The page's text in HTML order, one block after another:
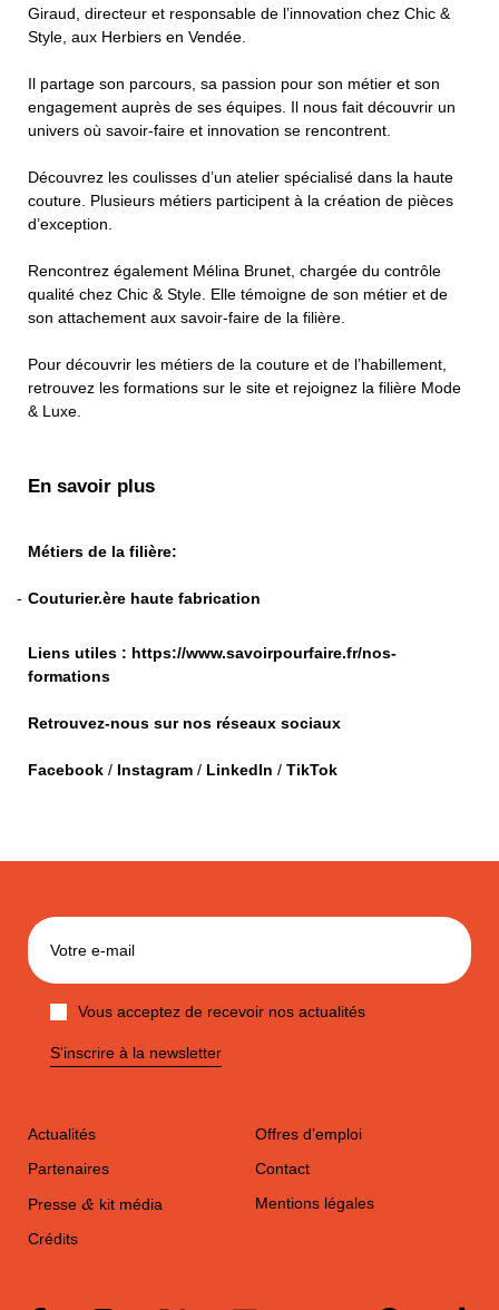
100
Giraud, directeur et responsable de l’innovation chez Chic &
Style, aux Herbiers en Vendée.
Il partage son parcours, sa passion pour son métier et son
engagement auprès de ses équipes. Il nous fait découvrir un
univers où savoir-faire et innovation se rencontrent.
Découvrez les coulisses d’un atelier spécialisé dans la haute
couture. Plusieurs métiers participent à la création de pièces
d’exception.
Rencontrez également Mélina Brunet, chargée du contrôle
qualité chez Chic & Style. Elle témoigne de son métier et de
son attachement aux savoir-faire de la filière.
Pour découvrir les métiers de la couture et de l’habillement,
retrouvez les formations sur le site et rejoignez la filière Mode
& Luxe.
En savoir plus
Métiers de la filière:
Couturier.ère haute fabrication
Liens utiles : https://www.savoirpourfaire.fr/nos-
formations
Retrouvez-nous sur nos réseaux sociaux
Facebook / Instagram / LinkedIn / TikTok
Vous acceptez de recevoir nos actualités
S'inscrire à la newsletter
Actualités
Offres d’emploi
Partenaires
Contact
Presse & kit média
Mentions légales
Crédits